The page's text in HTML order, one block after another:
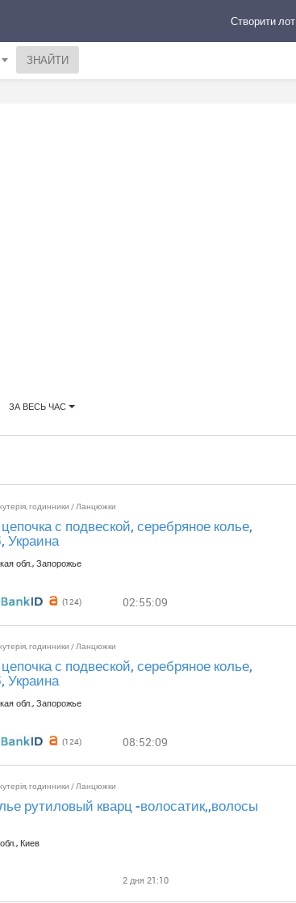
Створити лот
ЗА ВЕСЬ ЧАС
годинники /Ланцюжки
с подвеской, серебряное колье,
Украина
обл., Запорожье
(124) 02:55:09
годинники /Ланцюжки
с подвеской, серебряное колье,
Украина
обл., Запорожье
(124) 08:52:09
годинники /Ланцюжки
рутиловый кварц -волосатик,,волосы
Киев
2 дня 21:10